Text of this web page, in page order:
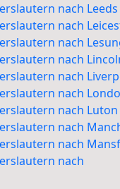
nach Leeds
nach
nach
nach
nach
nach
nach Luton
nach
nach
nach